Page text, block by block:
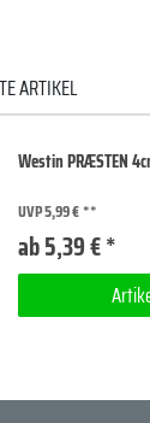
ARTIKEL
Westin PRÆSTEN
UVP 5,99 €
ab 5,39 € *